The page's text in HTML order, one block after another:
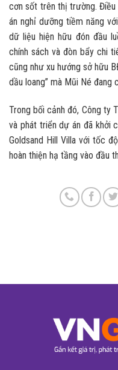
cơn sốt trên thị trường.
án nghỉ dưỡng tiềm năng
dữ liệu hiện hữu đón đầu
chính sách và đòn bẩy chi
cũng như xu hướng sở hữu
dầu loang” mà Mũi Né đang
Trong bối cảnh đó, Công ty
và phát triển dự án đã khởi
Goldsand Hill Villa với tốc
hoàn thiện hạ tầng vào đầu